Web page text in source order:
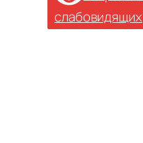
слабовидящих